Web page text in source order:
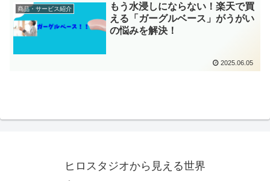
商品・サービス紹介
もう水浸しにならない！楽天で買
える「ガーグルベース」がうがい
の悩みを解決！
2025.06.05
ヒロスタジオから見える世界